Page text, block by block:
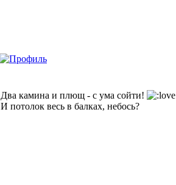
Два камина и плющ - с ума сойти!
И потолок весь в балках, небось?